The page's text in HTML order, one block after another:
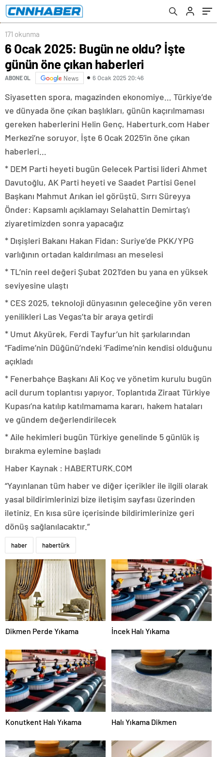
171 okunma
6 Ocak 2025: Bugün ne oldu? İşte
günün öne çıkan haberleri
ABONE OL News 6 Ocak 2025 20:46
Siyasetten spora, magazinden ekonomiye… Türkiye’de
ve dünyada öne çıkan başlıkları, günün kaçırılmaması
gereken haberlerini Helin Genç, Haberturk.com Haber
Merkezi’ne soruyor. İşte 6 Ocak 2025’in öne çıkan
haberleri…
* DEM Parti heyeti bugün Gelecek Partisi lideri Ahmet
Davutoğlu, AK Parti heyeti ve Saadet Partisi Genel
Başkanı Mahmut Arıkan iel görüştü. Sırrı Süreyya
Önder: Kapsamlı açıklamayı Selahattin Demirtaş’ı
ziyaretimizden sonra yapacağız
* Dışişleri Bakanı Hakan Fidan: Suriye’de PKK/YPG
varlığının ortadan kaldırılması an meselesi
* TL’nin reel değeri Şubat 2021’den bu yana en yüksek
seviyesine ulaştı
* CES 2025, teknoloji dünyasının geleceğine yön veren
yenilikleri Las Vegas’ta bir araya getirdi
* Umut Akyürek, Ferdi Tayfur’un hit şarkılarından
“Fadime’nin Düğünü’ndeki ‘Fadime’nin kendisi olduğunu
açıkladı
* Fenerbahçe Başkanı Ali Koç ve yönetim kurulu bugün
acil durum toplantısı yapıyor. Toplantıda Ziraat Türkiye
Kupası’na katılıp katılmamama kararı, hakem hataları
ve gündem değerlendirilecek
* Aile hekimleri bugün Türkiye genelinde 5 günlük iş
bırakma eylemine başladı
Haber Kaynak : HABERTURK.COM
“Yayınlanan tüm haber ve diğer içerikler ile ilgili olarak
yasal bildirimlerinizi bize iletişim sayfası üzerinden
iletiniz. En kısa süre içerisinde bildirimlerinize geri
dönüş sağlanılacaktır.”
haber habertürk
Dikmen Perde Yıkama İncek Halı Yıkama
Konutkent Halı Yıkama Halı Yıkama Dikmen